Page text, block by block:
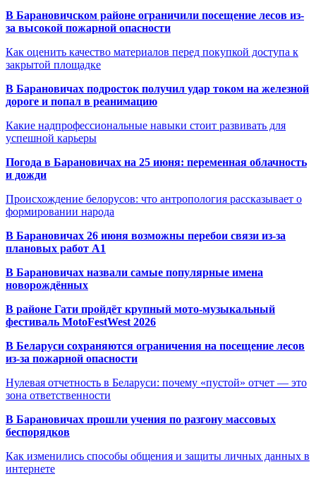
В Барановичском районе ограничили посещение лесов из-
за высокой пожарной опасности
Как оценить качество материалов перед покупкой доступа к
закрытой площадке
В Барановичах подросток получил удар током на железной
дороге и попал в реанимацию
Какие надпрофессиональные навыки стоит развивать для
успешной карьеры
Погода в Барановичах на 25 июня: переменная облачность
и дожди
Происхождение белорусов: что антропология рассказывает о
формировании народа
В Барановичах 26 июня возможны перебои связи из-за
плановых работ A1
В Барановичах назвали самые популярные имена
новорождённых
В районе Гати пройдёт крупный мото-музыкальный
фестиваль MotoFestWest 2026
В Беларуси сохраняются ограничения на посещение лесов
из-за пожарной опасности
Нулевая отчетность в Беларуси: почему «пустой» отчет — это
зона ответственности
В Барановичах прошли учения по разгону массовых
беспорядков
Как изменились способы общения и защиты личных данных в
интернете